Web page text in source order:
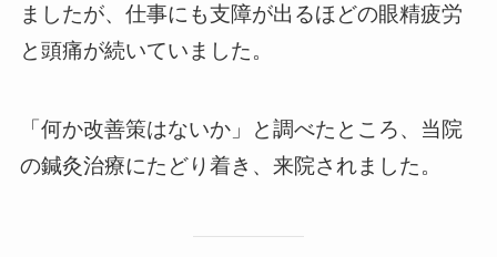
ましたが、仕事にも支障が出るほどの眼精疲労
と頭痛が続いていました。
「何か改善策はないか」と調べたところ、当院
の鍼灸治療にたどり着き、来院されました。